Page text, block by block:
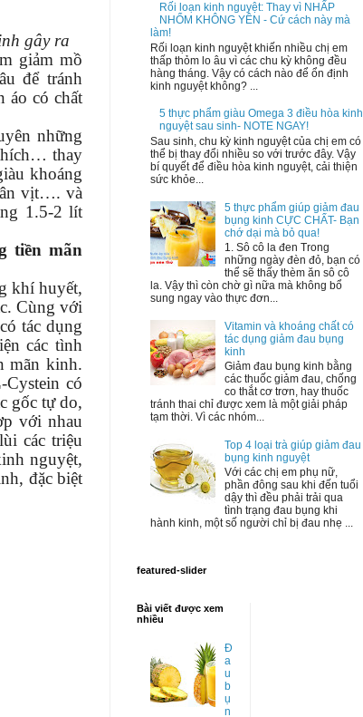
gây ra
giảm mồ
để tránh
áo có chất
những
thay
khoáng
vịt…. và
1.5-2 lít
tiền mãn
khí huyết,
Cùng với
tác dụng
các tình
mãn kinh.
có
gốc tự do,
với nhau
các triệu
nguyệt,
đặc biệt
Rối loạn kinh nguyệt: Thay vì NHẤP
NHỔM KHÔNG YÊN - Cứ cách này mà
làm!
Rối loạn kinh nguyệt khiến nhiều chị em
thấp thỏm lo âu vì các chu kỳ không đều
hàng tháng. Vậy có cách nào để ổn định
kinh nguyệt không? ...
5 thực phẩm giàu Omega 3 điều hòa kinh
nguyệt sau sinh- NOTE NGAY!
Sau sinh, chu kỳ kinh nguyệt của chị em có
thể bị thay đổi nhiều so với trước đây. Vậy
bí quyết để điều hòa kinh nguyệt, cải thiện
sức khỏe...
5 thực phẩm giúp giảm đau
bụng kinh CỰC CHẤT- Bạn
chớ dại mà bỏ qua!
1. Sô cô la đen Trong
những ngày đèn đỏ, bạn có
thể sẽ thấy thèm ăn sô cô
la. Vậy thì còn chờ gì nữa mà không bổ
sung ngay vào thực đơn...
Vitamin và khoáng chất có
tác dụng giảm đau bụng
kinh
Giảm đau bụng kinh bằng
các thuốc giảm đau, chống
co thắt cơ trơn, hay thuốc
tránh thai chỉ được xem là một giải pháp
tạm thời. Vì các nhóm...
Top 4 loại trà giúp giảm đau
bụng kinh nguyệt
Với các chị em phụ nữ,
phần đông sau khi đến tuổi
dậy thì đều phải trải qua
tình trạng đau bụng khi
hành kinh, một số người chỉ bị đau nhẹ ...
featured-slider
Bài viết được xem
nhiều
Đ
a
u
b
ụ
n